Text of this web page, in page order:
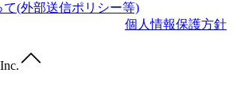
て(外部送信ポリシー等)
個人情報保護方針